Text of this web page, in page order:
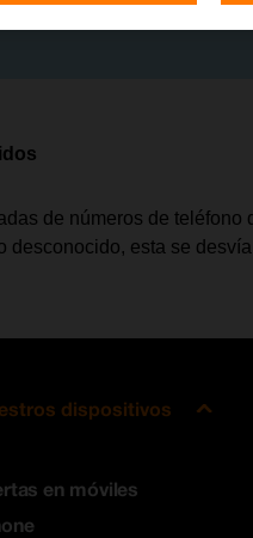
de números de teléfono
esta se
dispositivos
en móviles